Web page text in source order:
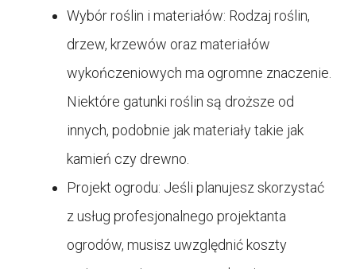
Wybór roślin i materiałów: Rodzaj roślin,
drzew, krzewów oraz materiałów
wykończeniowych ma ogromne znaczenie.
Niektóre gatunki roślin są droższe od
innych, podobnie jak materiały takie jak
kamień czy drewno.
Projekt ogrodu: Jeśli planujesz skorzystać
z usług profesjonalnego projektanta
ogrodów, musisz uwzględnić koszty